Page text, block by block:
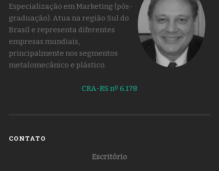
Especialização em Marketing (pós-
graduação). Atua na região Sul do
Brasil e representa diferentes
empresas mundiais,
principalmente nos segmentos
metalomecânico e plástico.
CRA-RS nº 6.178
CONTATO
Escritório